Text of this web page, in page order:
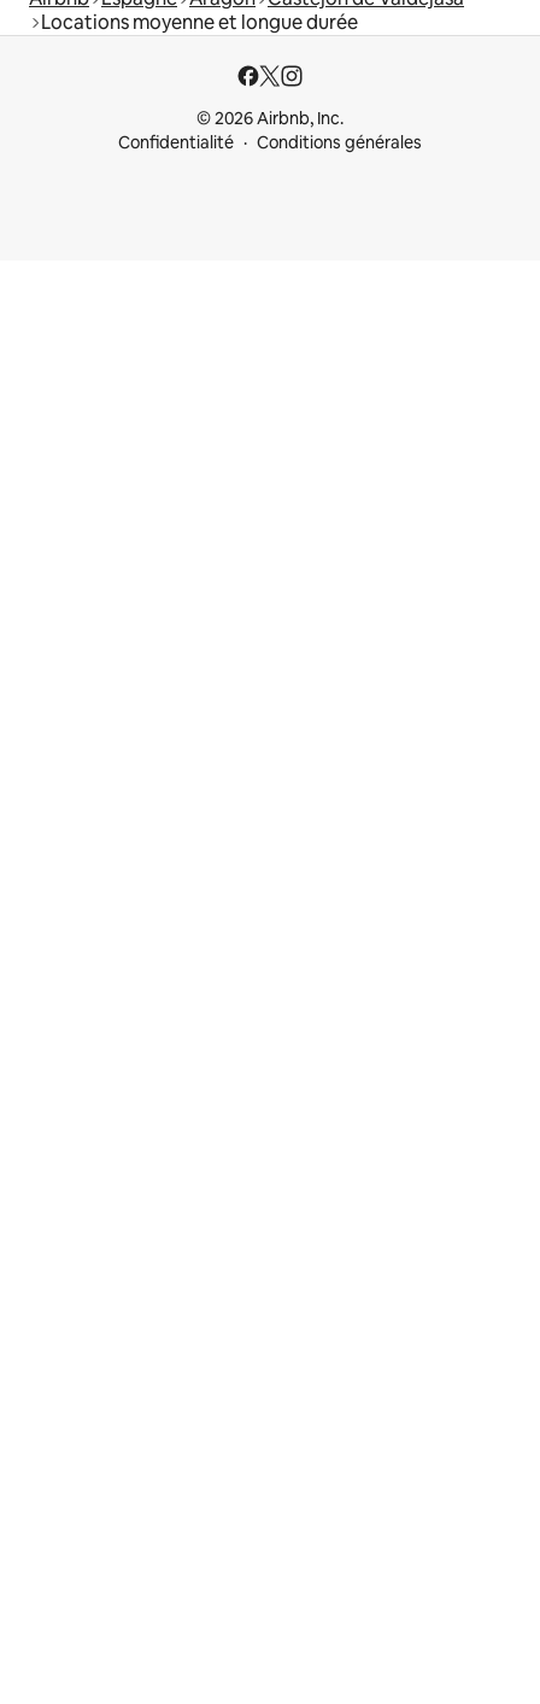
Locations moyenne et longue durée
© 2026 Airbnb, Inc.
Confidentialité
Conditions générales